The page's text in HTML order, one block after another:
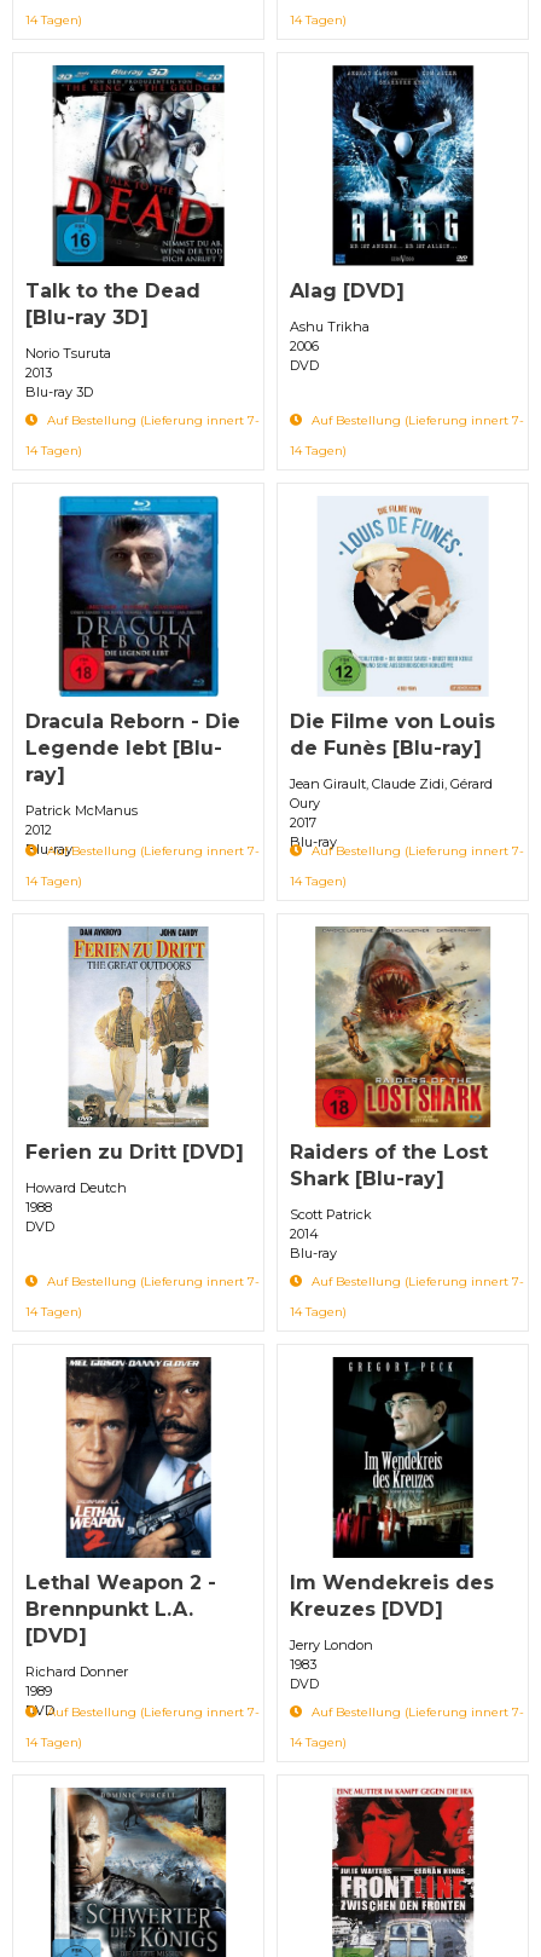
14 Tagen)
14 Tagen)
Talk to the Dead
[Blu-ray 3D]
Norio Tsuruta
2013
Blu-ray 3D
Auf Bestellung (Lieferung innert 7-
14 Tagen)
Alag [DVD]
Ashu Trikha
2006
DVD
Auf Bestellung (Lieferung innert 7-
14 Tagen)
Dracula Reborn - Die
Legende lebt [Blu-
ray]
Patrick McManus
2012
Blu-ray
Auf Bestellung (Lieferung innert 7-
14 Tagen)
Die Filme von Louis
de Funès [Blu-ray]
Jean Girault, Claude Zidi, Gérard
Oury
2017
Blu-ray
Auf Bestellung (Lieferung innert 7-
14 Tagen)
Ferien zu Dritt [DVD]
Howard Deutch
1988
DVD
Auf Bestellung (Lieferung innert 7-
14 Tagen)
Raiders of the Lost
Shark [Blu-ray]
Scott Patrick
2014
Blu-ray
Auf Bestellung (Lieferung innert 7-
14 Tagen)
Lethal Weapon 2 -
Brennpunkt L.A.
[DVD]
Richard Donner
1989
DVDAuf Bestellung (Lieferung innert 7-
14 Tagen)
Im Wendekreis des
Kreuzes [DVD]
Jerry London
1983
DVD
Auf Bestellung (Lieferung innert 7-
14 Tagen)